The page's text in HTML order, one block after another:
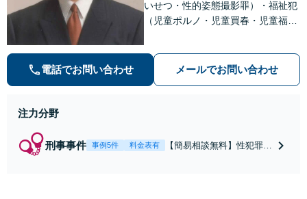
いせつ・性的姿態撮影罪）・福祉犯
（児童ポルノ・児童買春・児童福祉
等）に非常に詳しい弁護士です
電話でお問い合わせ メールでお問い合わせ
注力分野
刑事事件 事例5件 料金表有
【簡易相談無料】性犯罪